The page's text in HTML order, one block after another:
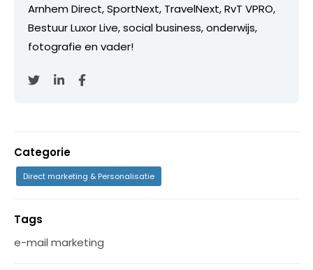
Arnhem Direct, SportNext, TravelNext, RvT VPRO,
Bestuur Luxor Live, social business, onderwijs,
fotografie en vader!
Categorie
Direct marketing & Personalisatie
Tags
e-mail marketing